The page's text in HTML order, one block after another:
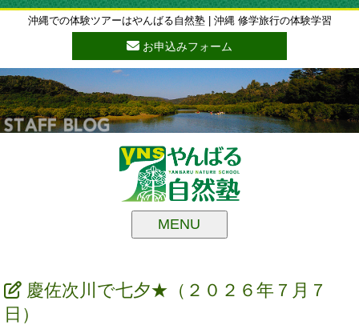
沖縄での体験ツアーはやんばる自然塾 | 沖縄 修学旅行の体験学習
お申込みフォーム
MENU
慶佐次川で七夕★（２０２６年７月７
日）